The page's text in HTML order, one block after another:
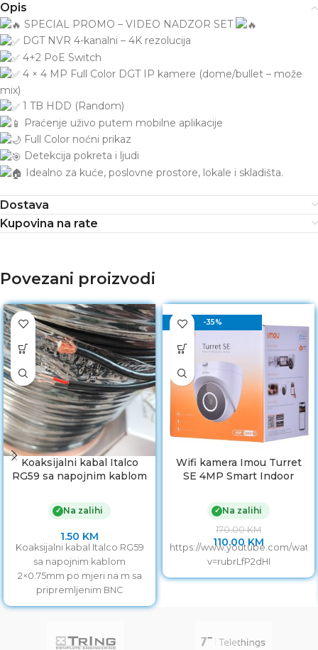
Opis
SPECIAL PROMO – VIDEO NADZOR SET
DGTNVR 4-kanalni – 4K rezolucija
4+2 PoE Switch
4 × 4 MP Full Color DGT IP kamere (dome/bullet – može
mix)
1 TB HDD (Random)
Praćenje uživo putem mobilne aplikacije
Full Color noćni prikaz
Detekcija pokreta i ljudi
Idealno za kuće, poslovne prostore, lokale i skladišta.
Dostava
Kupovina na rate
Povezani proizvodi
Koaksijalni kabal Italco
RG59 sa napojnim kablom
✓ Na zalihi
1.50 KM
Koaksijalni kabal Italco RG59
sa napojnim kablom
2×0.75mm po mjeri na m sa
pripremljenim BNC
konektorima i napojnim
-35%
Wifi kamera Imou Turret
SE 4MP Smart Indoor
✓ Na zalihi
170.00KM
110.00 KM
https://www.youtube.com/
v=rubrLfP2dHI